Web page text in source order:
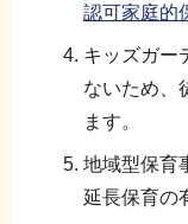
認可家庭的
キッズガー
ないため、
ます。
地域型保育
延長保育の